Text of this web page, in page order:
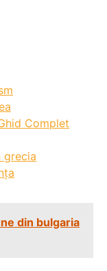
Complet
grecia
din bulgaria